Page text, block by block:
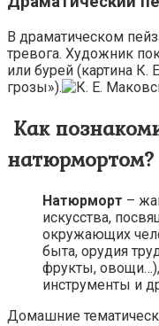
В драматическом
тревога. Художник
или бурей (картина К.
грозы»).
Как
натюрмортом?
Натюрморт –
искусства,
окружающих
быта, орудия
фрукты,
инструменты и
Домашние